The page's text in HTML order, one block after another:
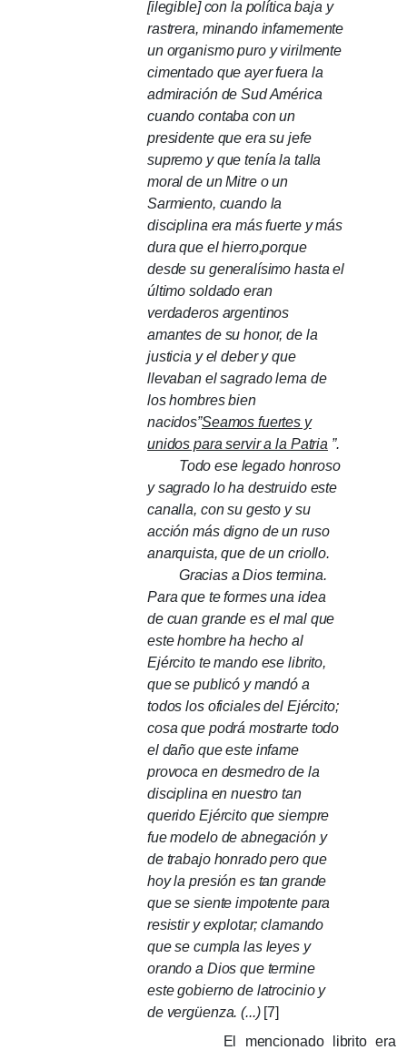
[ilegible] con la política baja y
rastrera, minando infamemente
un organismo puro y virilmente
cimentado que ayer fuera la
admiración de Sud América
cuando contaba con un
presidente que era su jefe
supremo y que tenía la talla
moral de un Mitre o un
Sarmiento, cuando la
disciplina era más fuerte y más
dura que el hierro,porque
desde su generalísimo hasta el
último soldado eran
verdaderos argentinos
amantes de su honor, de la
justicia y el deber y que
llevaban el sagrado lema de
los hombres bien
nacidos”Seamos fuertes y
unidos para servir a la Patria ”.
Todo ese legado honroso
y sagrado lo ha destruido este
canalla, con su gesto y su
acción más digno de un ruso
anarquista, que de un criollo.
Gracias a Dios termina.
Para que te formes una idea
de cuan grande es el mal que
este hombre ha hecho al
Ejército te mando ese librito,
que se publicó y mandó a
todos los oficiales del Ejército;
cosa que podrá mostrarte todo
el daño que este infame
provoca en desmedro de la
disciplina en nuestro tan
querido Ejército que siempre
fue modelo de abnegación y
de trabajo honrado pero que
hoy la presión es tan grande
que se siente impotente para
resistir y explotar;clamando
que se cumpla las leyes y
orando a Dios que termine
este gobierno de latrocinio y
de vergüenza.(...)[7]
El mencionado librito era